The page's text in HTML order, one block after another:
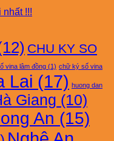
!!!
CHU KY SO
vina lâm đồng (1) chữ ký số vina
Lai (17) huong dan
Giang (10)
An (15)